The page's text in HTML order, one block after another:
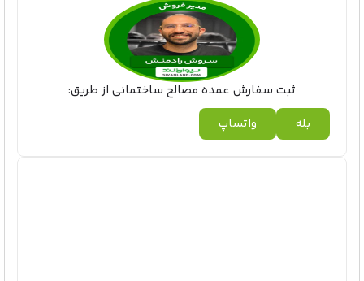
ثبت سفارش عمده مصالح ساختمانی از طریق:
بله
واتساپ